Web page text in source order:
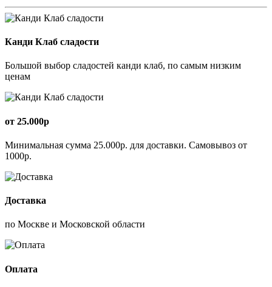
Канди Клаб сладости
Большой выбор сладостей канди клаб, по самым низким
ценам
от 25.000р
Минимальная сумма 25.000р. для доставки. Самовывоз от
1000р.
Доставка
по Москве и Московской области
Оплата